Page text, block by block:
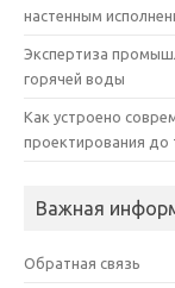
настенным
Экспертиза
горячей воды
Как устроено
проектирования до
Важная
Обратная связь